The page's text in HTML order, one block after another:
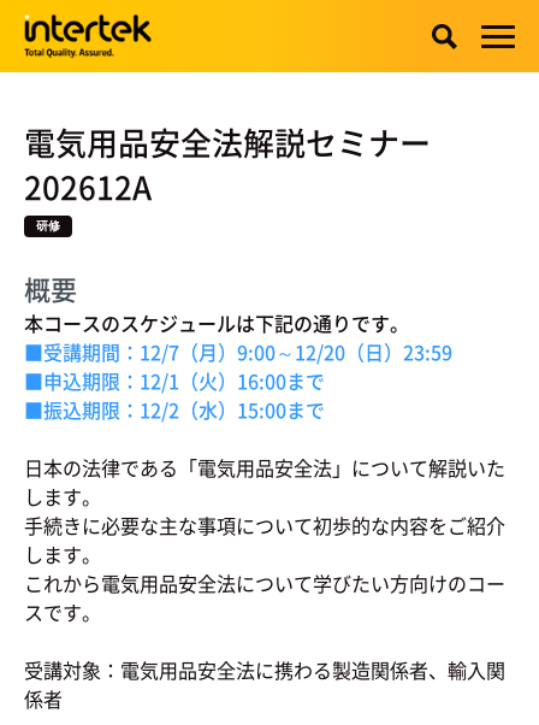
電気用品安全法解説セミナー
202612A
研修
概要
本コースのスケジュールは下記の通りです。
■受講期間：12/7（月）9:00～12/20（日）23:59
■申込期限：12/1（火）16:00まで
■振込期限：12/2（水）15:00まで
日本の法律である「電気用品安全法」について解説いた
します。
手続きに必要な主な事項について初歩的な内容をご紹介
します。
これから電気用品安全法について学びたい方向けのコー
スです。
受講対象：電気用品安全法に携わる製造関係者、輸入関
係者